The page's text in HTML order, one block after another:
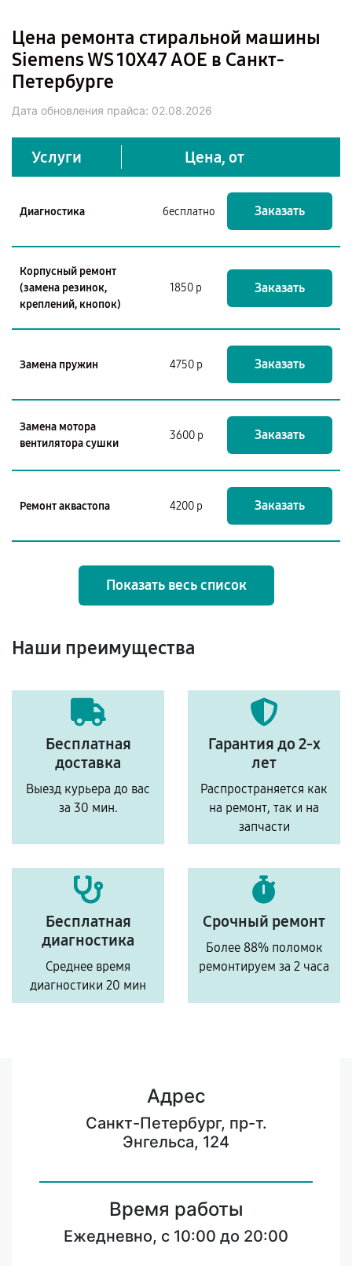
Цена ремонта стиральной машины
Siemens WS 10X47 AOE в Санкт-
Петербурге
Дата обновления прайса: 02.08.2026
Услуги Цена, от
Диагностика бесплатно Заказать
Корпусный ремонт
(замена резинок,
креплений, кнопок)
1850 р Заказать
Замена пружин 4750 р Заказать
Замена мотора
вентилятора сушки
3600 р Заказать
Ремонт аквастопа 4200 р Заказать
Показать весь список
Наши преимущества
Бесплатная
доставка
Выезд курьера до вас
за 30 мин.
Гарантия до 2-х
лет
Распространяется как
на ремонт, так и на
запчасти
Бесплатная
диагностика
Среднее время
диагностики 20 мин
Срочный ремонт
Более 88% поломок
ремонтируем за 2 часа
Адрес
Санкт-Петербург, пр-т.
Энгельса, 124
Время работы
Ежедневно, с 10:00 до 20:00